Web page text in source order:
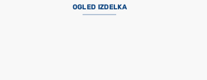
OGLED IZDELKA